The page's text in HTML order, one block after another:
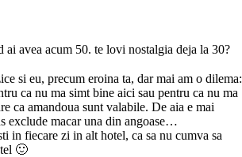
ai avea acum 50. te lovi nostalgia deja la 30?
si eu, precum eroina ta, dar mai am o dilema:
ca nu ma simt bine aici sau pentru ca nu ma
ca amandoua sunt valabile. De aia e mai
exclude macar una din angoase…
in fiecare zi in alt hotel, ca sa nu cumva sa
🙂